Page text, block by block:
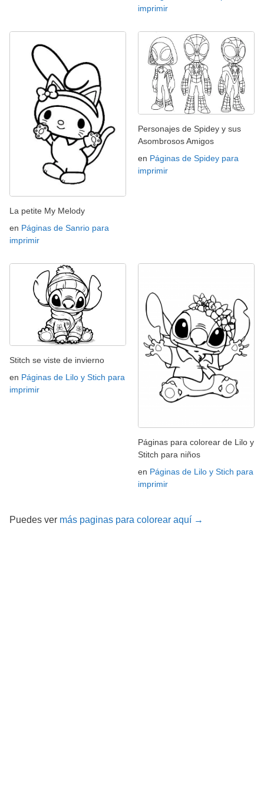
imprimir
La petite My Melody
en Páginas de Sanrio para
imprimir
Personajes de Spidey y sus
Asombrosos Amigos
en Páginas de Spidey para
imprimir
Stitch se viste de invierno
en Páginas de Lilo y Stich para
imprimir
Páginas para colorear de Lilo y
Stitch para niños
en Páginas de Lilo y Stich para
imprimir
Puedes ver más paginas para colorear aquí →